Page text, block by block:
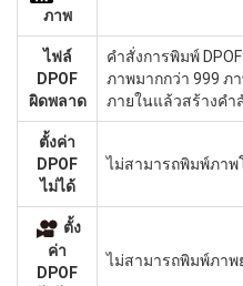
ภาพ
ไฟล์
DPOF
ผิดพลาด
คำสั่งการพิมพ์
ภาพมากกว่า 999 ภ
ภายในแล้วสร้างคำ
ตั้งค่า
DPOF
ไม่ได้
ไม่สามารถพิมพ์ภาพ
ตั้ง
ค่า
DPOF
ไม่สามารถพิมพ์ภาพ